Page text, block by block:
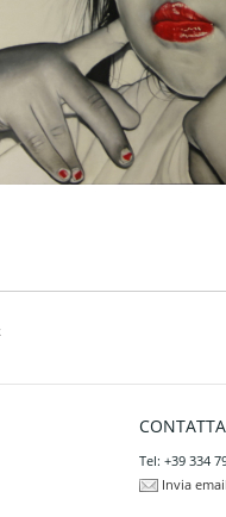
Tel: +39 334
Invia